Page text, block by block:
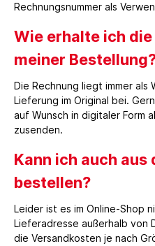
Rechnungsnummer als
Wie erhalte ich die
meiner
Die Rechnung liegt immer als
Lieferung im Original bei.
auf Wunsch in digitaler Form
zusenden.
Kann ich auch aus
bestellen?
Leider ist es im Online-Shop
Lieferadresse außerhalb von
die Versandkosten je nach